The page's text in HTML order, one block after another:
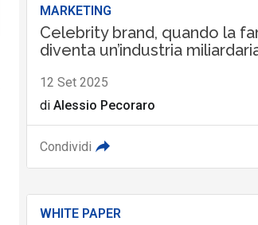
MARKETING
Celebrity brand, quando la
diventa un’industria
12 Set 2025
di Alessio Pecoraro
Condividi
WHITE PAPER